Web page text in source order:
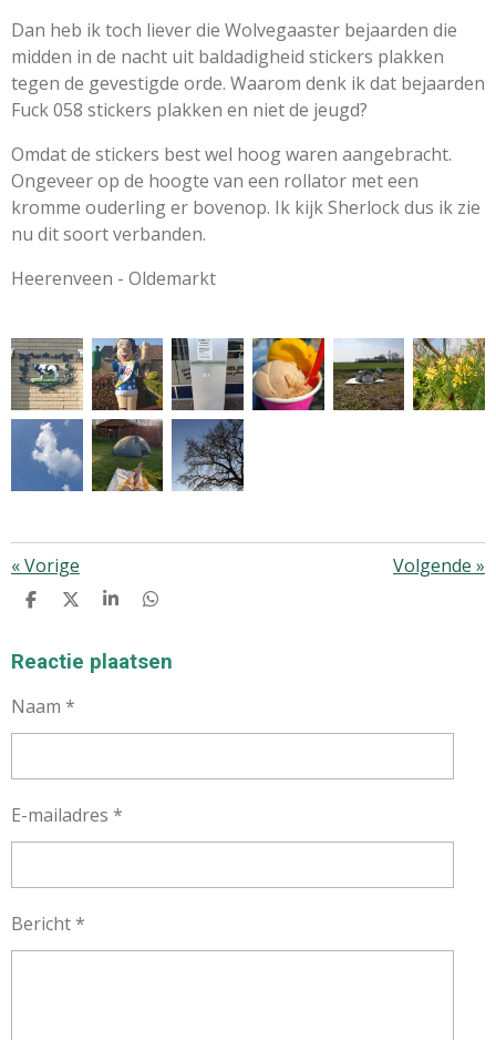
Dan heb ik toch liever die Wolvegaaster bejaarden die
midden in de nacht uit baldadigheid stickers plakken
tegen de gevestigde orde. Waarom denk ik dat bejaarden
Fuck 058 stickers plakken en niet de jeugd?
Omdat de stickers best wel hoog waren aangebracht.
Ongeveer op de hoogte van een rollator met een
kromme ouderling er bovenop. Ik kijk Sherlock dus ik zie
nu dit soort verbanden.
Heerenveen - Oldemarkt
«Vorige Volgende »
D
E
N
D
L
S
R
E
D
E
N
Reactie plaatsen
Naam *
E-mailadres *
Bericht *